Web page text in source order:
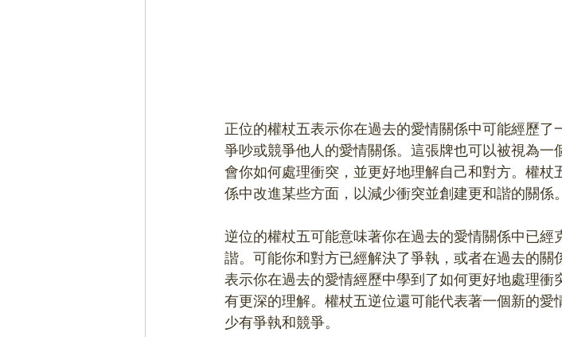
正位的權杖五表示你在過去的愛情關係中可能經歷了
爭吵或競爭他人的愛情關係。這張牌也可以被視為
會你如何處理衝突，並更好地理解自己和對方。權
係中改進某些方面，以減少衝突並創建更和諧的關係。
逆位的權杖五可能意味著你在過去的愛情關係中已
諧。可能你和對方已經解決了爭執，或者在過去的
表示你在過去的愛情經歷中學到了如何更好地處理
有更深的理解。權杖五逆位還可能代表著一個新的愛
少有爭執和競爭。